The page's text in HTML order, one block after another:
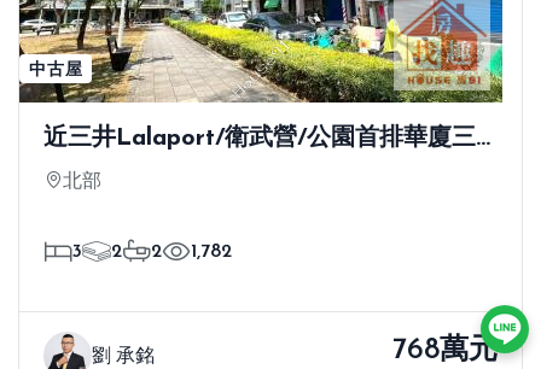
中古屋
近三井Lalaport/衛武營/公園首排華廈三
房北部
3 2 2 1,782
劉 承銘 768萬元